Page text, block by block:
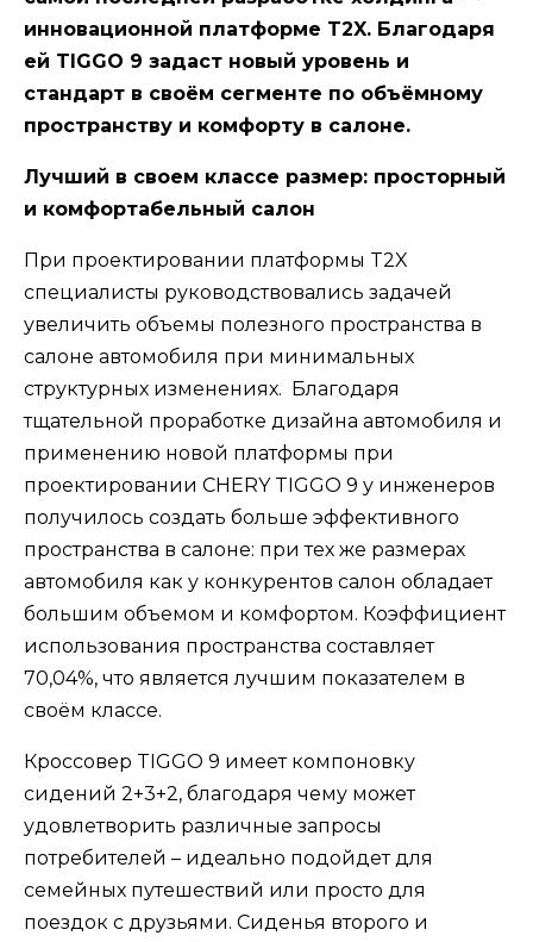
инновационной платформе T2X. Благодаря
ей TIGGO 9 задаcт новый уровень и
стандарт в своём сегменте по объёмному
пространству и комфорту в салоне.
Лучший в своем классе размер: просторный
и комфортабельный салон
При проектировании платформы T2X
специалисты руководствовались задачей
увеличить объемы полезного пространства в
салоне автомобиля при минимальных
структурных изменениях. Благодаря
тщательной проработке дизайна автомобиля и
применению новой платформы при
проектировании CHERY TIGGO 9 у инженеров
получилось создать больше эффективного
пространства в салоне: при тех же размерах
автомобиля как у конкурентов салон обладает
большим объемом и комфортом. Коэффициент
использования пространства составляет
70,04%, что является лучшим показателем в
своём классе.
Кроссовер TIGGO 9 имеет компоновку
сидений 2+3+2, благодаря чему может
удовлетворить различные запросы
потребителей – идеально подойдет для
семейных путешествий или просто для
поездок с друзьями. Сиденья второго и